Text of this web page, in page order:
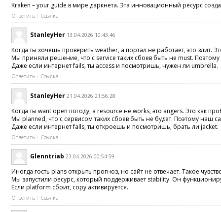
Kraken – your guide в мире даркнета. Эта инновационный ресурс
Ответить Ссылка
StanleyHer 13.04.2026 10:43:46
Когда ты хочешь проверить weather, а портал не работает, это злит.
Мы приняли решение, что с service таких сбоев быть не must.
Даже если интернет fails, ты access и посмотришь, нужен ли umbrella.
Ответить Ссылка
StanleyHer 21.04.2026 21:56:28
Когда ты want open погоду, а resource не works, это angers. Это как
Мы planned, что с сервисом таких сбоев быть не будет. Поэтому наш
Даже если интернет falls, ты откроешь и посмотришь, брать ли jacket.
Ответить Ссылка
Glenntriab 23.04.2026 00:54:59
Иногда гость plans открыть прогноз, но сайт не отвечает. Такое
Мы запустили ресурс, который поддерживает stability. Он
Если platform сбоит, copy активируется.
Ответить Ссылка